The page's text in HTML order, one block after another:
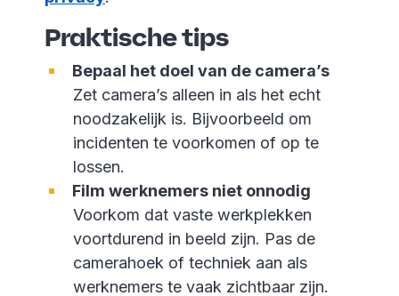
Praktische tips
Bepaal het doel van de camera’s
Zet camera’s alleen in als het echt
noodzakelijk is. Bijvoorbeeld om
incidenten te voorkomen of op te
lossen.
Film werknemers niet onnodig
Voorkom dat vaste werkplekken
voortdurend in beeld zijn. Pas de
camerahoek of techniek aan als
werknemers te vaak zichtbaar zijn.